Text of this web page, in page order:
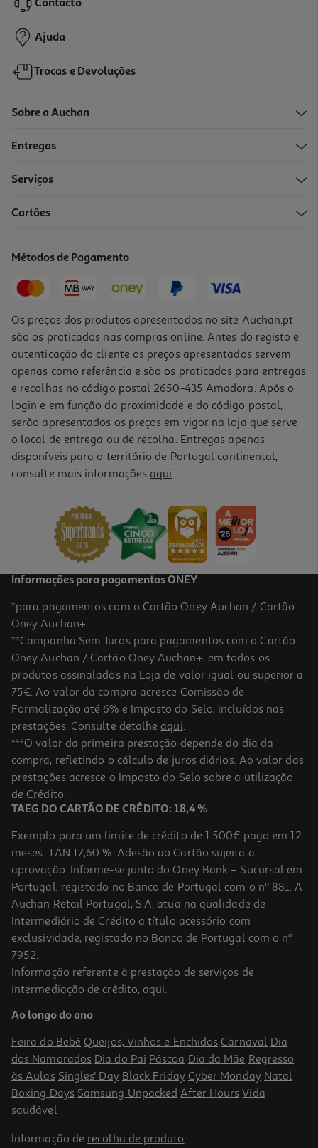
79,99 €
Aspirador Vertical Sem Fios Xiaomi Vacuum Cleaner G20 150aw
179,99 €
3.4
Aspirador Vertical Sem Fios Rowenta Dual Force 2 Em 1 Rh6751wo
21.6v
129.99 €/un
129,99 €
Aspirador Vertical 2 Em 1 Bosch Bbhf220 Serie 2 Readyy'y 20v
119.99 €/un
119,99 €
Contacto
Ajuda
Trocas e Devoluções
Sobre a Auchan
Entregas
Serviços
Cartões
Métodos de Pagamento
Os preços dos produtos apresentados no site Auchan.pt
são os praticados nas compras online. Antes do registo e
autenticação do cliente os preços apresentados servem
apenas como referência e são os praticados para entregas
e recolhas no código postal 2650-435 Amadora. Após o
login e em função da proximidade e do código postal,
serão apresentados os preços em vigor na loja que serve
o local de entrega ou de recolha. Entregas apenas
disponíveis para o território de Portugal continental,
consulte mais informações aqui.
Informações para pagamentos ONEY
*para pagamentos com o Cartão Oney Auchan / Cartão
Oney Auchan+.
**Campanha Sem Juros para pagamentos com o Cartão
Oney Auchan / Cartão Oney Auchan+, em todos os
produtos assinalados na Loja de valor igual ou superior a
75€. Ao valor da compra acresce Comissão de
Formalização até 6% e Imposto do Selo, incluídos nas
prestações. Consulte detalhe aqui.
***O valor da primeira prestação depende do dia da
compra, refletindo o cálculo de juros diários. Ao valor das
prestações acresce o Imposto do Selo sobre a utilização
de Crédito.
TAEG DO CARTÃO DE CRÉDITO: 18,4 %
Exemplo para um limite de crédito de 1.500€ pago em 12
meses. TAN 17,60 %. Adesão ao Cartão sujeita a
aprovação. Informe-se junto do Oney Bank – Sucursal em
Portugal, registado no Banco de Portugal com o nº 881. A
Auchan Retail Portugal, S.A. atua na qualidade de
Intermediário de Crédito a título acessório com
exclusividade, registado no Banco de Portugal com o nº
7952.
Informação referente à prestação de serviços de
intermediação de crédito, aqui.
Ao longo do ano
Feira do Bebé Queijos, Vinhos e Enchidos Carnaval Dia
dos Namorados Dia do Pai Páscoa Dia da Mãe Regresso
às Aulas Singles' Day Black Friday Cyber Monday Natal
Boxing Days Samsung Unpacked After Hours Vida
saudável
Informação de recolha de produto.